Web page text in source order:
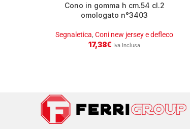
Cono in gomma h cm.54 cl.2
omologato n°3403
Segnaletica, Coni new jersey e defleco
17,38€ Iva Inclusa